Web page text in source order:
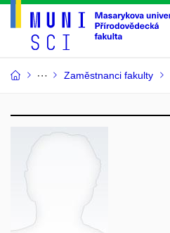
Zaměstnanci fakulty